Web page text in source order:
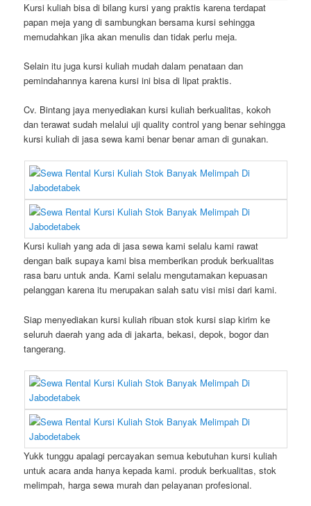
Kursi kuliah bisa di bilang kursi yang praktis karena terdapat
papan meja yang di sambungkan bersama kursi sehingga
memudahkan jika akan menulis dan tidak perlu meja.
Selain itu juga kursi kuliah mudah dalam penataan dan
pemindahannya karena kursi ini bisa di lipat praktis.
Cv. Bintang jaya menyediakan kursi kuliah berkualitas, kokoh
dan terawat sudah melalui uji quality control yang benar sehingga
kursi kuliah di jasa sewa kami benar benar aman di gunakan.
Kursi kuliah yang ada di jasa sewa kami selalu kami rawat
dengan baik supaya kami bisa memberikan produk berkualitas
rasa baru untuk anda. Kami selalu mengutamakan kepuasan
pelanggan karena itu merupakan salah satu visi misi dari kami.
Siap menyediakan kursi kuliah ribuan stok kursi siap kirim ke
seluruh daerah yang ada di jakarta, bekasi, depok, bogor dan
tangerang.
Yukk tunggu apalagi percayakan semua kebutuhan kursi kuliah
untuk acara anda hanya kepada kami. produk berkualitas, stok
melimpah, harga sewa murah dan pelayanan profesional.